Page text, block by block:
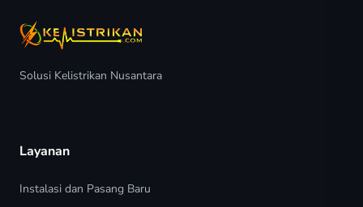
Solusi Kelistrikan Nusantara
Layanan
Instalasi dan Pasang Baru